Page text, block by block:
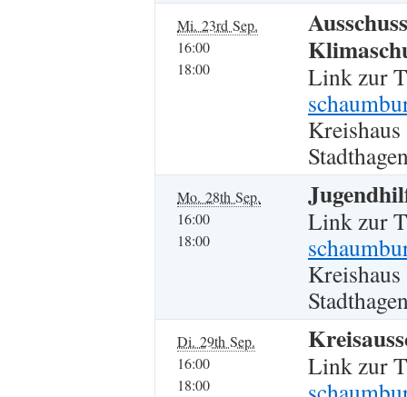
Mi. 23rd Sep.
16:00
18:00
Link zur
Kreishaus
Mo. 28th Sep.
16:00
18:00
Link zur
Kreishaus
Di. 29th Sep.
16:00
18:00
Link zur